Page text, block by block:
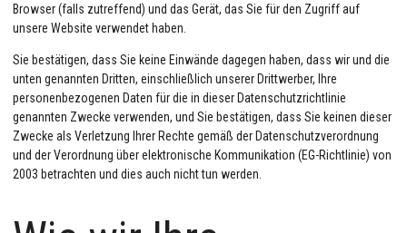
Browser (falls zutreffend) und das Gerät, das Sie für den Zugriff auf
unsere Website verwendet haben.
Sie bestätigen, dass Sie keine Einwände dagegen haben, dass wir und die
unten genannten Dritten, einschließlich unserer Drittwerber, Ihre
personenbezogenen Daten für die in dieser Datenschutzrichtlinie
genannten Zwecke verwenden, und Sie bestätigen, dass Sie keinen dieser
Zwecke als Verletzung Ihrer Rechte gemäß der Datenschutzverordnung
und der Verordnung über elektronische Kommunikation (EG-Richtlinie) von
2003 betrachten und dies auch nicht tun werden.